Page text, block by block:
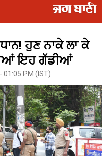
ਹੁਣ ਨਾਕੇ ਲਾ ਕੇ
ਇਹ ਗੱਡੀਆਂ
01:05 PM (IST)